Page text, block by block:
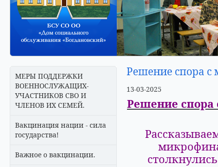
МЕРЫ ПОДДЕРЖКИ
ВОЕННОСЛУЖАЩИХ-
УЧАСТНИКОВ СВО И
ЧЛЕНОВ ИХ СЕМЕЙ.
Вакцинация нации - сила
государства!
Важное о вакцинации.
Решение спора с
13-03-2025
Решение спора